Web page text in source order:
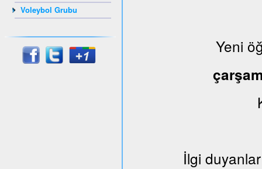
Voleybol Grubu
Yeni
İlgi